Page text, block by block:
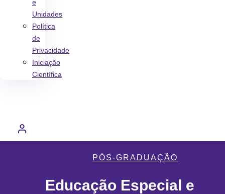
e
Unidades
Política
de
Privacidade
Iniciação
Científica
PÓS-GRADUAÇÃO
Educação Especial e